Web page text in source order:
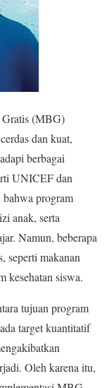
(MBG)
dan kuat,
berbagai
UNICEF dan
program
anak, serta
Namun, beberapa
seperti makanan
kesehatan siswa.
tujuan program
target kuantitatif
Oleh karena itu,